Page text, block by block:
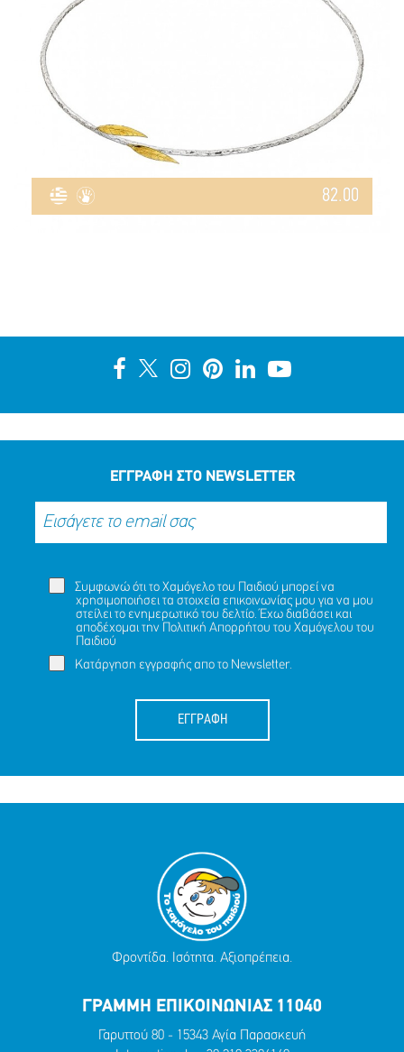
82.00
ΕΓΓΡΑΦΗ ΣΤΟ NEWSLETTER
Συμφωνώ ότι το Χαμόγελο του Παιδιού μπορεί να
χρησιμοποιήσει τα στοιχεία επικοινωνίας μου για να μου
στείλει το ενημερωτικό του δελτίο. Έχω διαβάσει και
αποδέχομαι την Πολιτική Απορρήτου του Χαμόγελου του
Παιδιού
Κατάργηση εγγραφής απο το Newsletter.
ΕΓΓΡΑΦΗ
Φροντίδα. Ισότητα. Αξιοπρέπεια.
ΓΡΑΜΜΗ ΕΠΙΚΟΙΝΩΝΙΑΣ 11040
Γαρυττού 80 - 15343 Αγία Παρασκευή